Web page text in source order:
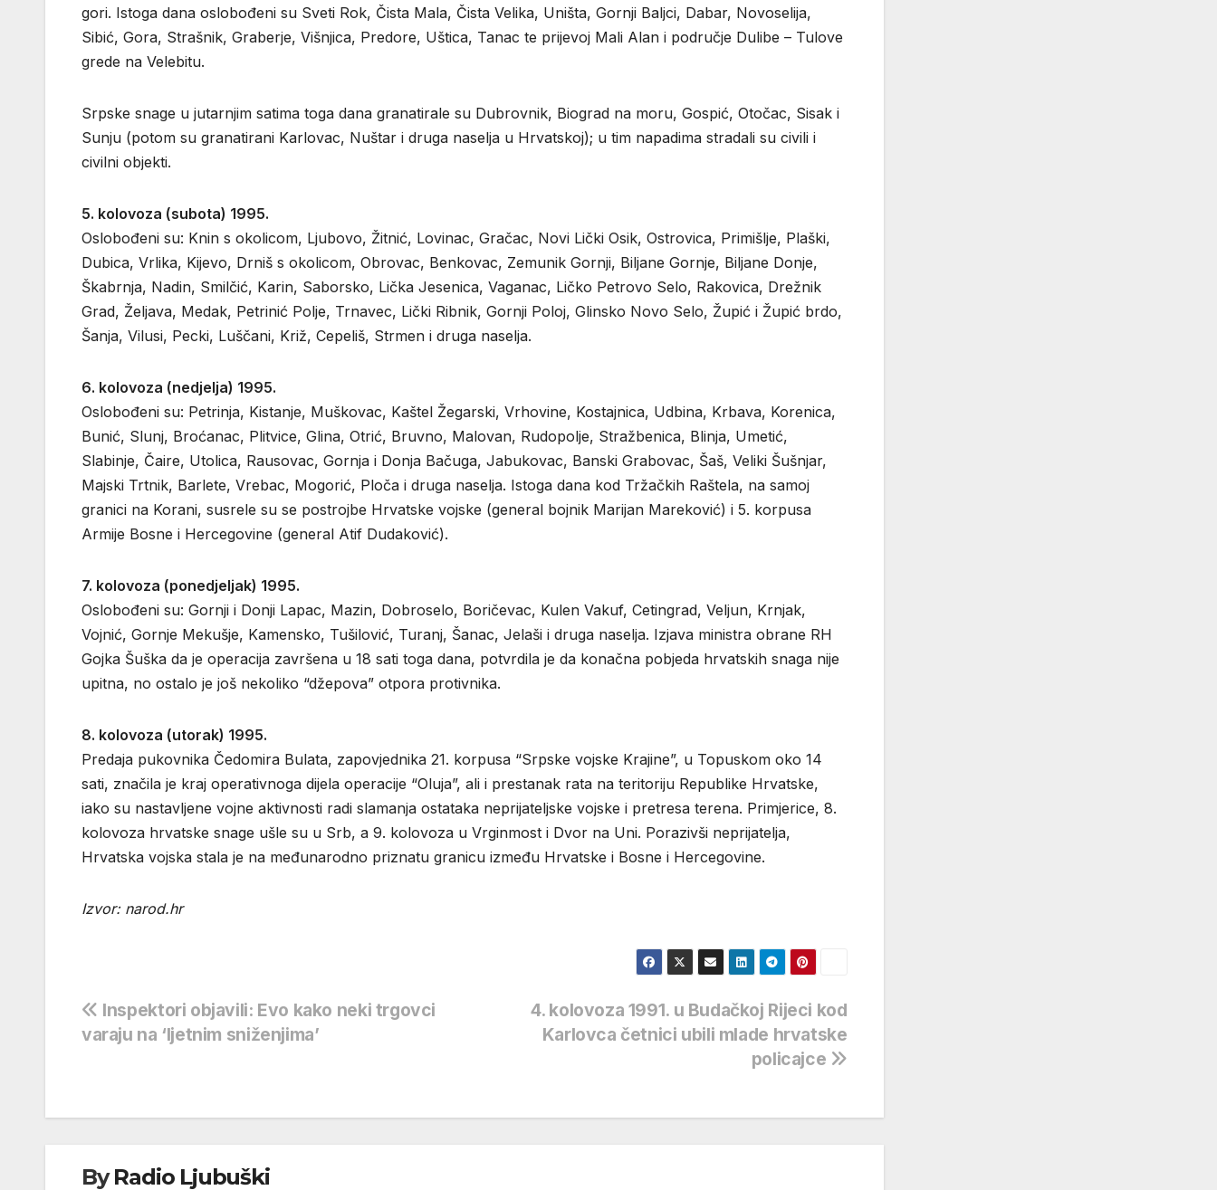
gori. Istoga dana oslobođeni su Sveti Rok, Čista Mala, Čista Velika, Uništa, Gornji Baljci, Dabar, Novoselija,
Sibić, Gora, Strašnik, Graberje, Višnjica, Predore, Uštica, Tanac te prijevoj Mali Alan i područje Dulibe – Tulove
grede na Velebitu.
Srpske snage u jutarnjim satima toga dana granatirale su Dubrovnik, Biograd na moru, Gospić, Otočac, Sisak i
Sunju (potom su granatirani Karlovac, Nuštar i druga naselja u Hrvatskoj); u tim napadima stradali su civili i
civilni objekti.
5. kolovoza (subota) 1995.
Oslobođeni su: Knin s okolicom, Ljubovo, Žitnić, Lovinac, Gračac, Novi Lički Osik, Ostrovica, Primišlje, Plaški,
Dubica, Vrlika, Kijevo, Drniš s okolicom, Obrovac, Benkovac, Zemunik Gornji, Biljane Gornje, Biljane Donje,
Škabrnja, Nadin, Smilčić, Karin, Saborsko, Lička Jesenica, Vaganac, Ličko Petrovo Selo, Rakovica, Drežnik
Grad, Željava, Medak, Petrinić Polje, Trnavec, Lički Ribnik, Gornji Poloj, Glinsko Novo Selo, Župić i Župić brdo,
Šanja, Vilusi, Pecki, Luščani, Križ, Cepeliš, Strmen i druga naselja.
6. kolovoza (nedjelja) 1995.
Oslobođeni su: Petrinja, Kistanje, Muškovac, Kaštel Žegarski, Vrhovine, Kostajnica, Udbina, Krbava, Korenica,
Bunić, Slunj, Broćanac, Plitvice, Glina, Otrić, Bruvno, Malovan, Rudopolje, Stražbenica, Blinja, Umetić,
Slabinje, Čaire, Utolica, Rausovac, Gornja i Donja Bačuga, Jabukovac, Banski Grabovac, Šaš, Veliki Šušnjar,
Majski Trtnik, Barlete, Vrebac, Mogorić, Ploča i druga naselja. Istoga dana kod Tržačkih Raštela, na samoj
granici na Korani, susrele su se postrojbe Hrvatske vojske (general bojnik Marijan Mareković) i 5. korpusa
Armije Bosne i Hercegovine (general Atif Dudaković).
7. kolovoza (ponedjeljak) 1995.
Oslobođeni su: Gornji i Donji Lapac, Mazin, Dobroselo, Boričevac, Kulen Vakuf, Cetingrad, Veljun, Krnjak,
Vojnić, Gornje Mekušje, Kamensko, Tušilović, Turanj, Šanac, Jelaši i druga naselja. Izjava ministra obrane RH
Gojka Šuška da je operacija završena u 18 sati toga dana, potvrdila je da konačna pobjeda hrvatskih snaga nije
upitna, no ostalo je još nekoliko “džepova” otpora protivnika.
8. kolovoza (utorak) 1995.
Predaja pukovnika Čedomira Bulata, zapovjednika 21. korpusa “Srpske vojske Krajine”, u Topuskom oko 14
sati, značila je kraj operativnoga dijela operacije “Oluja”, ali i prestanak rata na teritoriju Republike Hrvatske,
iako su nastavljene vojne aktivnosti radi slamanja ostataka neprijateljske vojske i pretresa terena. Primjerice, 8.
kolovoza hrvatske snage ušle su u Srb, a 9. kolovoza u Vrginmost i Dvor na Uni. Porazivši neprijatelja,
Hrvatska vojska stala je na međunarodno priznatu granicu između Hrvatske i Bosne i Hercegovine.
Izvor: narod.hr
Navigacija
objava
4. kolovoza 1991. u Budačkoj Rijeci kod
Karlovca četnici ubili mlade hrvatske
policajce
Inspektori objavili: Evo kako neki trgovci
varaju na ‘ljetnim sniženjima’
ByRadio Ljubuški